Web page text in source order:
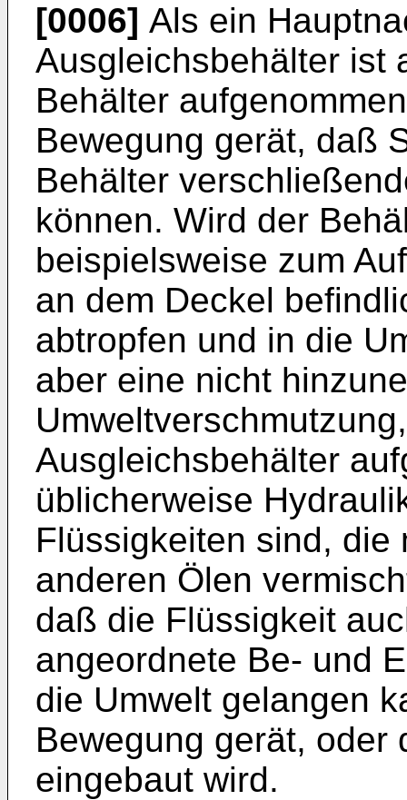
[0006] Als ein
Ausgleichsbehälter ist
Behälter
Bewegung gerät, daß
Behälter
können. Wird der
beispielsweise zum
an dem Deckel
abtropfen und in die
aber eine nicht
Ausgleichsbehälter
üblicherweise
Flüssigkeiten sind,
anderen Ölen
daß die Flüssigkeit
angeordnete Be- und
die Umwelt gelangen
Bewegung gerät, oder
eingebaut wird.